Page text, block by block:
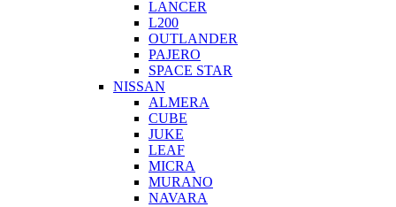
LANCER
L200
OUTLANDER
PAJERO
SPACE STAR
NISSAN
ALMERA
CUBE
JUKE
LEAF
MICRA
MURANO
NAVARA